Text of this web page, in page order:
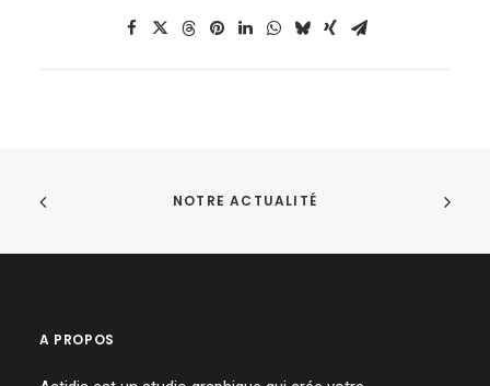
NOTRE ACTUALITÉ
A PROPOS